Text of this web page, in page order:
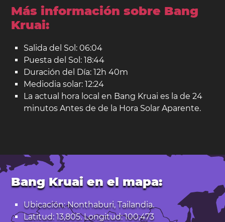
Más información sobre Bang
Kruai:
Salida del Sol: 06:04
Puesta del Sol: 18:44
Duración del Día: 12h 40m
Mediodia solar: 12:24
La actual hora local en Bang Kruai es la de 24
minutos Antes de de la Hora Solar Aparente.
Bang Kruai en el mapa:
Ubicación: Nonthaburi, Tailandia.
Latitud: 13,805. Longitud: 100,473